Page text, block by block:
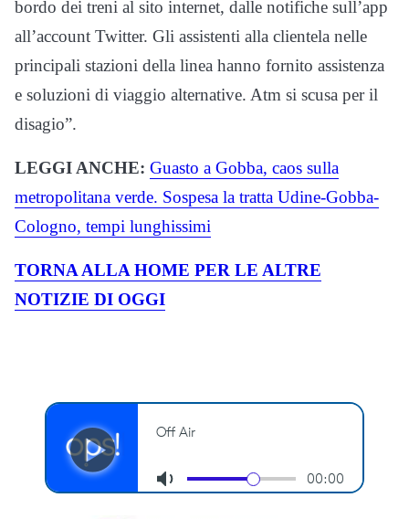
bordo dei treni al sito internet, dalle notifiche sull’app
all’account Twitter. Gli assistenti alla clientela nelle
principali stazioni della linea hanno fornito assistenza
e soluzioni di viaggio alternative. Atm si scusa per il
disagio”.
LEGGI ANCHE: Guasto a Gobba, caos sulla
metropolitana verde. Sospesa la tratta Udine-Gobba-
Cologno, tempi lunghissimi
TORNA ALLA HOME PER LE ALTRE
NOTIZIE DI OGGI